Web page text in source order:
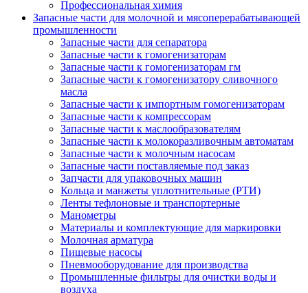
Профессиональная химия
Запасные части для молочной и мясоперерабатывающей
промышленности
Запасные части для сепаратора
Запасные части к гомогенизаторам
Запасные части к гомогенизаторам гм
Запасные части к гомогенизатору сливочного
масла
Запасные части к импортным гомогенизаторам
Запасные части к компрессорам
Запасные части к маслообразователям
Запасные части к молокоразливочным автоматам
Запасные части к молочным насосам
Запасные части поставляемые под заказ
Запчасти для упаковочных машин
Кольца и манжеты уплотнительные (РТИ)
Ленты тефлоновые и транспортерные
Манометры
Материалы и комплектующие для маркировки
Молочная арматура
Пищевые насосы
Пневмооборудование для производства
Промышленные фильтры для очистки воды и
воздуха